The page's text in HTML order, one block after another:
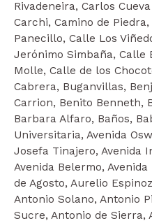
Rivadeneira, Carlos
Carchi, Camino de
Panecillo, Calle Los
Jerónimo Simbaña, Calle
Molle, Calle de los
Cabrera, Buganvillas,
Carrion, Benito Benneth,
Barbara Alfaro, Baños,
Universitaria, Avenida
Josefa Tinajero, Avenida
Avenida Belermo,
de Agosto, Aurelio
Antonio Solano, Antonio
Sucre, Antonio de Sierra,